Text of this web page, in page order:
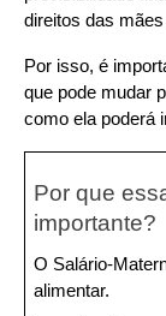
direitos das
Por isso, é
que pode mudar
como ela poderá
Por que
importante?
O Salário-
alimentar.